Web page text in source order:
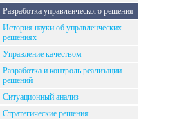
Разработка управленческого решения
История науки об управленческих
решениях
Управление качеством
Разработка и контроль реализации
решений
Ситуационный анализ
Стратегические решения